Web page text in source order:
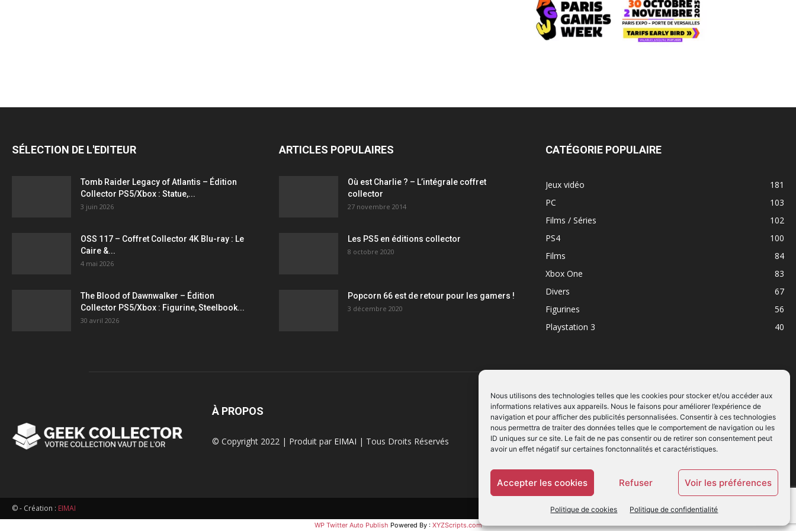
Nous utilisons des technologies telles que les cookies pour stocker et/ou accéder aux
informations relatives aux appareils. Nous le faisons pour améliorer l’expérience de
navigation et pour afficher des publicités personnalisées. Consentir à ces technologies
nous permettra de traiter des données telles que le comportement de navigation ou les
ID uniques sur ce site. Le fait de ne pas consentir ou de retirer son consentement peut
avoir un effet négatif sur certaines fonctonnalités et caractéristiques.
Accepter les cookies Refuser Voir les préférences
Politique de cookies Politique de confidentialité
statuettes
SÉLECTION DE L'EDITEUR
Tomb Raider Legacy of Atlantis – Édition
Collector PS5/Xbox : Statue,...
3 juin 2026
OSS 117 – Coffret Collector 4K Blu-ray : Le
Caire &...
4 mai 2026
The Blood of Dawnwalker – Édition
Collector PS5/Xbox : Figurine, Steelbook...
30 avril 2026
ARTICLES POPULAIRES
Où est Charlie ? – L’intégrale coffret
collector
27 novembre 2014
Les PS5 en éditions collector
8 octobre 2020
Popcorn 66 est de retour pour les gamers !
3 décembre 2020
CATÉGORIE POPULAIRE
Jeux vidéo
181
PC
103
Films / Séries
102
PS4
100
Films
84
Xbox One
83
Divers
67
Figurines
56
Playstation 3
40
À PROPOS
© Copyright 2022 | Produit par EIMAI | Tous Droits Réservés
SUIVEZ NOUS
© - Création : EIMAI
WP Twitter Auto Publish Powered By : XYZScripts.com